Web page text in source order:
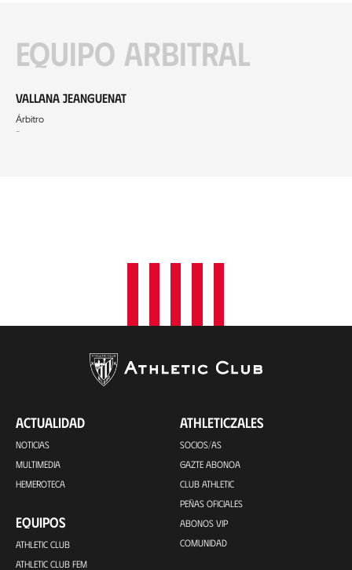
Equipo arbitral
Vallana Jeanguenat
Árbitro
-
ACTUALIDAD
NOTICIAS
MULTIMEDIA
HEMEROTECA
EQUIPOS
ATHLETIC CLUB
ATHLETIC CLUB FEM
ATHLETICZALES
SOCIOS/AS
GAZTE ABONOA
CLUB ATHLETIC
PEÑAS OFICIALES
ABONOS VIP
COMUNIDAD